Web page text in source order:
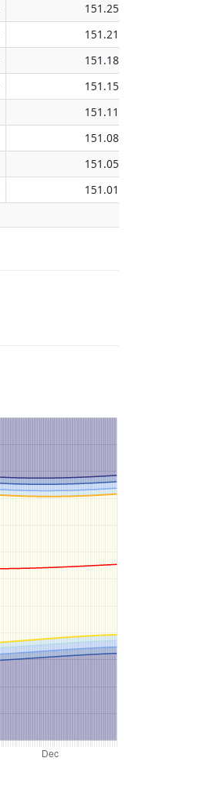
151.25
151.21
151.18
151.15
151.11
151.08
151.05
151.01